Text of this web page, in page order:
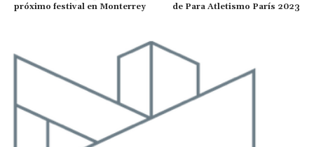
próximo festival en Monterrey
de Para Atletismo París 2023